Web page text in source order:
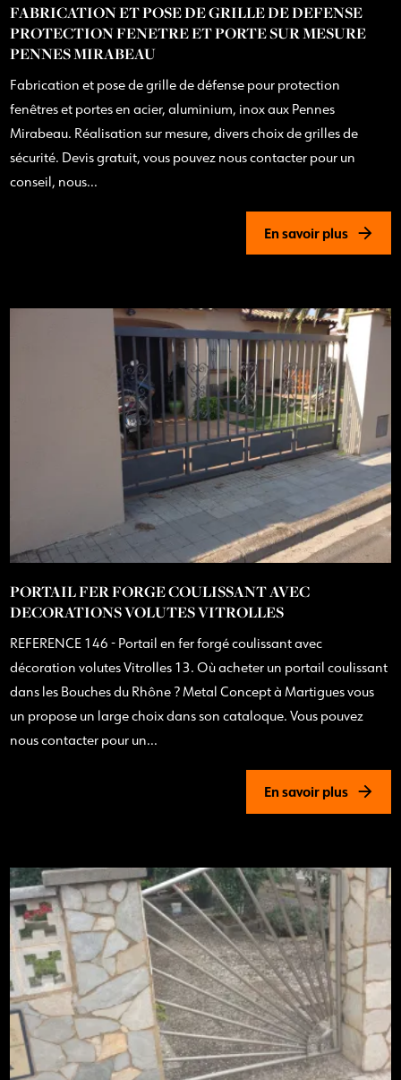
FABRICATION ET POSE DE GRILLE DE DEFENSE
PROTECTION FENETRE ET PORTE SUR MESURE
PENNES MIRABEAU
Fabrication et pose de grille de défense pour protection
fenêtres et portes en acier, aluminium, inox aux Pennes
Mirabeau. Réalisation sur mesure, divers choix de grilles de
sécurité. Devis gratuit, vous pouvez nous contacter pour un
conseil, nous...
En savoir plus
PORTAIL FER FORGE COULISSANT AVEC
DECORATIONS VOLUTES VITROLLES
REFERENCE 146 - Portail en fer forgé coulissant avec
décoration volutes Vitrolles 13. Où acheter un portail coulissant
dans les Bouches du Rhône ? Metal Concept à Martigues vous
un propose un large choix dans son cataloque. Vous pouvez
nous contacter pour un...
En savoir plus